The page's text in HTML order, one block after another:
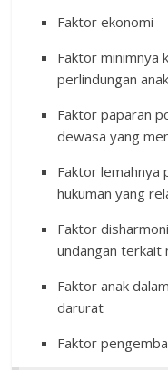
Faktor ekonomi
Faktor minimnya
perlindungan
Faktor paparan
dewasa yang
Faktor lemahnya
hukuman yang
Faktor
undangan terkait
Faktor anak
darurat
Faktor